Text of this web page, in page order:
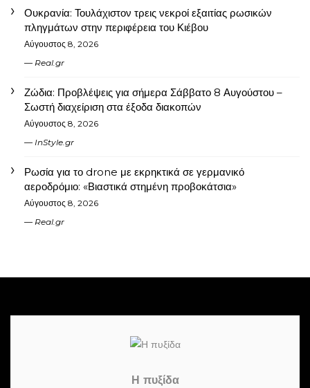
Ουκρανία: Τουλάχιστον τρεις νεκροί εξαιτίας ρωσικών
πληγμάτων στην περιφέρεια του Κιέβου
Αύγουστος 8, 2026
Real.gr
Ζώδια: Προβλέψεις για σήμερα Σάββατο 8 Αυγούστου –
Σωστή διαχείριση στα έξοδα διακοπών
Αύγουστος 8, 2026
InStyle.gr
Ρωσία για το drone με εκρηκτικά σε γερμανικό
αεροδρόμιο: «Βιαστικά στημένη προβοκάτσια»
Αύγουστος 8, 2026
Real.gr
Η πυξίδα